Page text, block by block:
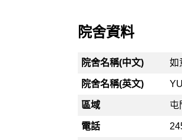
院舍資料
院舍名稱(中文) 如
院舍名稱(英文)
區域 屯
電話